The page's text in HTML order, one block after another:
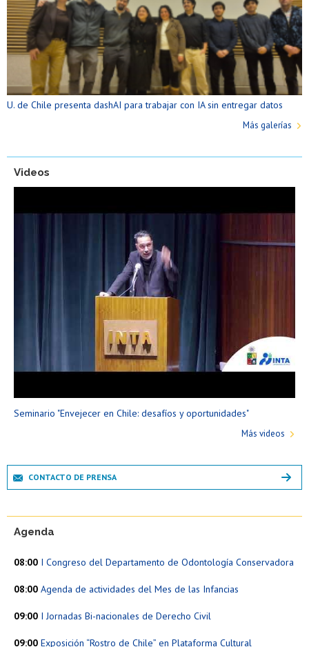
U. de Chile presenta dashAI para trabajar con IA sin entregar datos
Más galerías
Videos
Seminario "Envejecer en Chile: desafíos y oportunidades"
Más videos
CONTACTO DE PRENSA
Agenda
08:00 I Congreso del Departamento de Odontología Conservadora
08:00 Agenda de actividades del Mes de las Infancias
09:00 I Jornadas Bi-nacionales de Derecho Civil
09:00 Exposición “Rostro de Chile” en Plataforma Cultural